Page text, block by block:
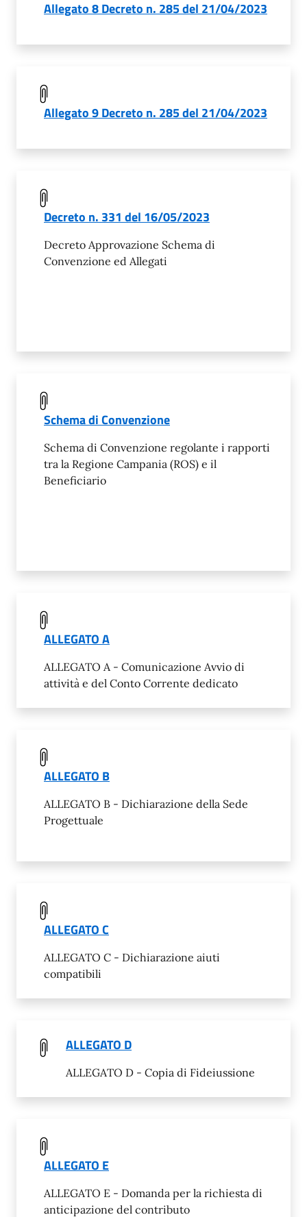
Allegato 8 Decreto n. 285 del 21/04/2023
Allegato 9 Decreto n. 285 del 21/04/2023
Decreto n. 331 del 16/05/2023
Decreto Approvazione Schema di
Convenzione ed Allegati
Schema di Convenzione
Schema di Convenzione regolante i rapporti
tra la Regione Campania (ROS) e il
Beneficiario
ALLEGATO A
ALLEGATO A - Comunicazione Avvio di
attività e del Conto Corrente dedicato
ALLEGATO B
ALLEGATO B - Dichiarazione della Sede
Progettuale
ALLEGATO C
ALLEGATO C - Dichiarazione aiuti
compatibili
ALLEGATO D
ALLEGATO D - Copia di Fideiussione
ALLEGATO E
ALLEGATO E - Domanda per la richiesta di
anticipazione del contributo